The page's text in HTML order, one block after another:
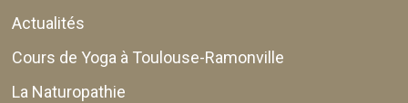
Actualités
Cours de Yoga à Toulouse-Ramonville
La Naturopathie